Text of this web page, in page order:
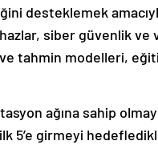
desteklemek
siber güvenlik
tahmin modelleri,
ağına sahip
5’e girmeyi